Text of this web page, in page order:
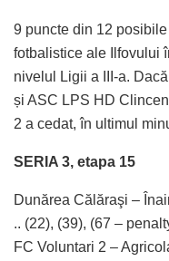
9 puncte din 12
fotbalistice ale Ilfovului
nivelul Ligii a III-a.
și ASC LPS HD
2 a cedat, în ultimul
SERIA 3, etapa 15
Dunărea Călăraşi –
.. (22), (39), (67 –
FC Voluntari 2 –